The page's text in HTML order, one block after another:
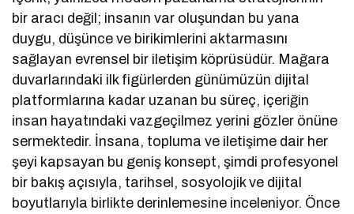
bir aracı değil; insanın var oluşundan bu yana
duygu, düşünce ve birikimlerini aktarmasını
sağlayan evrensel bir iletişim köprüsüdür. Mağara
duvarlarındaki ilk figürlerden günümüzün dijital
platformlarına kadar uzanan bu süreç, içeriğin
insan hayatındaki vazgeçilmez yerini gözler önüne
sermektedir. İnsana, topluma ve iletişime dair her
şeyi kapsayan bu geniş konsept, şimdi profesyonel
bir bakış açısıyla, tarihsel, sosyolojik ve dijital
boyutlarıyla birlikte derinlemesine inceleniyor. Önce